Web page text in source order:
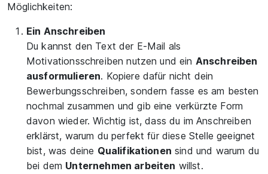
Möglichkeiten:
Ein Anschreiben
Du kannst den Text der E-Mail als
Motivationsschreiben nutzen und ein Anschreiben
ausformulieren. Kopiere dafür nicht dein
Bewerbungsschreiben, sondern fasse es am besten
nochmal zusammen und gib eine verkürzte Form
davon wieder. Wichtig ist, dass du im Anschreiben
erklärst, warum du perfekt für diese Stelle geeignet
bist, was deine Qualifikationen sind und warum du
bei dem Unternehmen arbeiten willst.